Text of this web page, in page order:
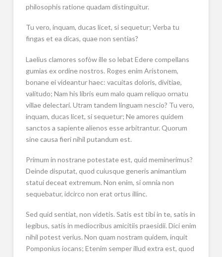
philosophis ratione quadam distinguitur.
Tu vero, inquam, ducas licet, si sequetur; Verba tu
fingas et ea dicas, quae non sentias?
Laelius clamores sofòw ille so lebat Edere compellans
gumias ex ordine nostros. Roges enim Aristonem,
bonane ei videantur haec: vacuitas doloris, divitiae,
valitudo; Nam his libris eum malo quam reliquo ornatu
villae delectari. Utram tandem linguam nescio? Tu vero,
inquam, ducas licet, si sequetur; Ne amores quidem
sanctos a sapiente alienos esse arbitrantur. Quorum
sine causa fieri nihil putandum est.
Primum in nostrane potestate est, quid meminerimus?
Deinde disputat, quod cuiusque generis animantium
statui deceat extremum. Non enim, si omnia non
sequebatur, idcirco non erat ortus illinc.
Sed quid sentiat, non videtis. Satis est tibi in te, satis in
legibus, satis in mediocribus amicitiis praesidii. Dici enim
nihil potest verius. Non quam nostram quidem, inquit
Pomponius iocans; Etenim semper illud extra est, quod